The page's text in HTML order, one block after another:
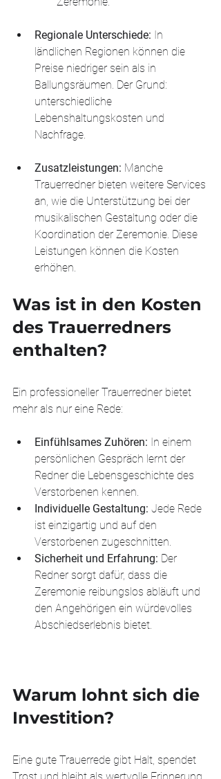
Regionale Unterschiede: In
ländlichen Regionen können die
Preise niedriger sein als in
Ballungsräumen. Der Grund:
unterschiedliche
Lebenshaltungskosten und
Nachfrage.
Zusatzleistungen: Manche
Trauerredner bieten weitere Services
an, wie die Unterstützung bei der
musikalischen Gestaltung oder die
Koordination der Zeremonie. Diese
Leistungen können die Kosten
erhöhen.
Was ist in den Kosten
des Trauerredners
enthalten?
Ein professioneller Trauerredner bietet
mehr als nur eine Rede:
Einfühlsames Zuhören: In einem
persönlichen Gespräch lernt der
Redner die Lebensgeschichte des
Verstorbenen kennen.
Individuelle Gestaltung: Jede Rede
ist einzigartig und auf den
Verstorbenen zugeschnitten.
Sicherheit und Erfahrung: Der
Redner sorgt dafür, dass die
Zeremonie reibungslos abläuft und
den Angehörigen ein würdevolles
Abschiedserlebnis bietet.
Warum lohnt sich die
Investition?
Eine gute Trauerrede gibt Halt, spendet